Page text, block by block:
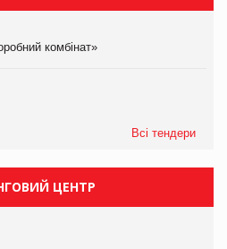
комбінат»
Всі тендери
ЦЕНТР